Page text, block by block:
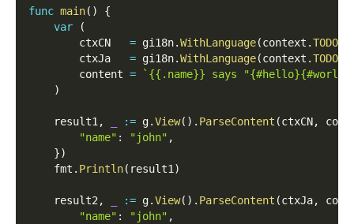
func main( )
{
var
(
        ctxCN
= gi18n.WithLanguage(context .TODO
        ctxJa
= gi18n.WithLanguage(context .TODO
        content
=
`{{.name}} says
)
    result1
, := g.View( ) . ParseContent (ctxCN,
"name" : "john" ,
})
    fmt
. Println( result1)
    result2
, := g.View( ) . ParseContent (ctxJa,
"name" : "john" ,